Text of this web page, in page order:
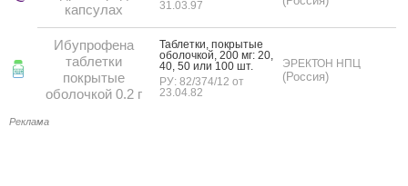
капсулах
31.03.97
Ибупрофена
таблетки
покрытые
оболочкой 0.2 г
Таб­летки, пок­ры­тые
обо­лоч­кой, 200 мг: 20,
40, 50 или 100 шт.
РУ: 82/374/12 от
23.04.82
ЭРЕКТОН НПЦ
(Россия)
Реклама